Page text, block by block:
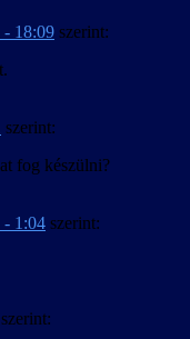
- 18:09 szerint:
szerint:
fog készülni?
- 1:04 szerint:
szerint: